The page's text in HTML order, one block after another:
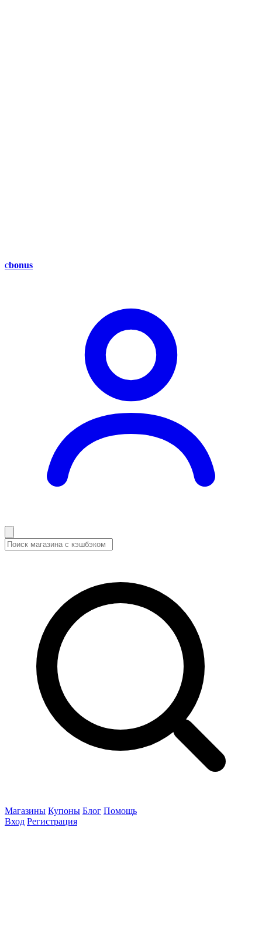
cbonus
Магазины Купоны Блог Помощь
Вход Регистрация